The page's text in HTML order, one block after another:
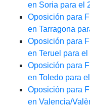
en Soria para el
Oposición para
en Tarragona
Oposición para
en Teruel para el
Oposición para
en Toledo para
Oposición para
en Valencia/